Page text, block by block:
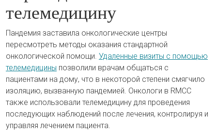
телемедицину
Пандемия заставила онкологические центры
пересмотреть методы оказания стандартной
онкологической помощи. Удаленные визиты с помощью
телемедицины позволили врачам общаться с
пациентами на дому, что в некоторой степени смягчило
изоляцию, вызванную пандемией. Онкологи в RMCC
также использовали телемедицину для проведения
последующих наблюдений после лечения, контролируя и
управляя лечением пациента.